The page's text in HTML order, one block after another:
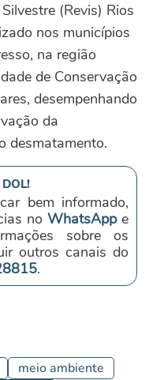
(Revis) Rios
nos municípios
na região
de Conservação
desempenhando
da
desmatamento.
bem informado,
noWhatsAppe
sobre os
outros canais do
.
meio ambiente